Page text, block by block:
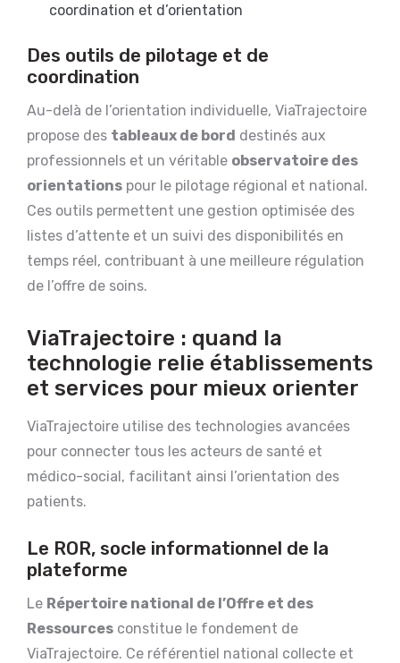
coordination et d’orientation
Des outils de pilotage et de
coordination
Au-delà de l’orientation individuelle, ViaTrajectoire
propose des tableaux de bord destinés aux
professionnels et un véritable observatoire des
orientations pour le pilotage régional et national.
Ces outils permettent une gestion optimisée des
listes d’attente et un suivi des disponibilités en
temps réel, contribuant à une meilleure régulation
de l’offre de soins.
ViaTrajectoire : quand la
technologie relie établissements
et services pour mieux orienter
ViaTrajectoire utilise des technologies avancées
pour connecter tous les acteurs de santé et
médico-social, facilitant ainsi l’orientation des
patients.
Le ROR, socle informationnel de la
plateforme
Le Répertoire national de l’Offre et des
Ressources constitue le fondement de
ViaTrajectoire. Ce référentiel national collecte et